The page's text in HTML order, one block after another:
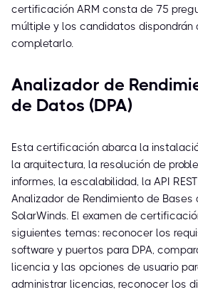
certificación ARM consta de 75
múltiple y los candidatos dispondrán
completarlo.
Analizador de
de Datos (DPA)
Esta certificación abarca la
la arquitectura, la resolución de
informes, la escalabilidad, la API
Analizador de Rendimiento de
SolarWinds. El examen de
siguientes temas: reconocer los
software y puertos para DPA,
licencia y las opciones de usuario
administrar licencias, reconocer los